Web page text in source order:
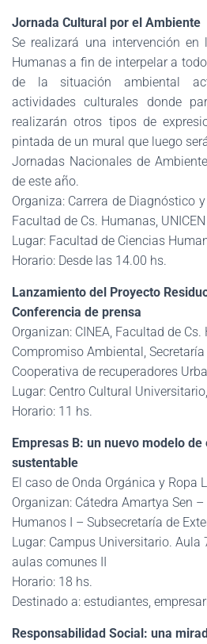
Jornada Cultural por el Ambiente
Se realizará una intervención en
Humanas a fin de interpelar a
de la situación ambiental
actividades culturales donde
realizarán otros tipos de
pintada de un mural que luego
Jornadas Nacionales de
de este año.
Organiza: Carrera de Diagnóstico
Facultad de Cs. Humanas, UNICEN
Lugar: Facultad de Ciencias
Horario: Desde las 14.00 hs.
Lanzamiento del Proyecto
Conferencia de prensa
Organizan: CINEA, Facultad de
Compromiso Ambiental,
Cooperativa de recuperadores
Lugar: Centro Cultural
Horario: 11 hs.
Empresas B: un nuevo modelo de
sustentable
El caso de Onda Orgánica y Ropa
Organizan: Cátedra Amartya Sen
Humanos I – Subsecretaría de
Lugar: Campus Universitario. Aula
aulas comunes II
Horario: 18 hs.
Destinado a: estudiantes,
Responsabilidad Social: una